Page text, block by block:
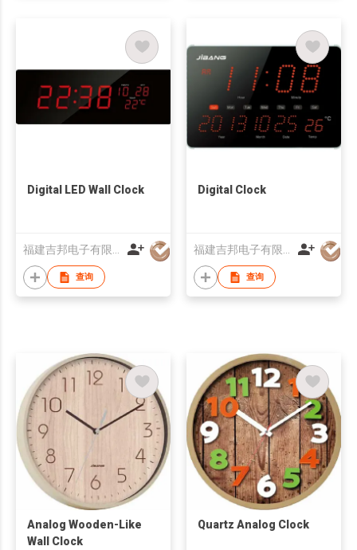
Digital LED Wall Clock
查询
Digital Clock
查询
Analog Wooden-Like
Wall Clock
Quartz Analog Clock